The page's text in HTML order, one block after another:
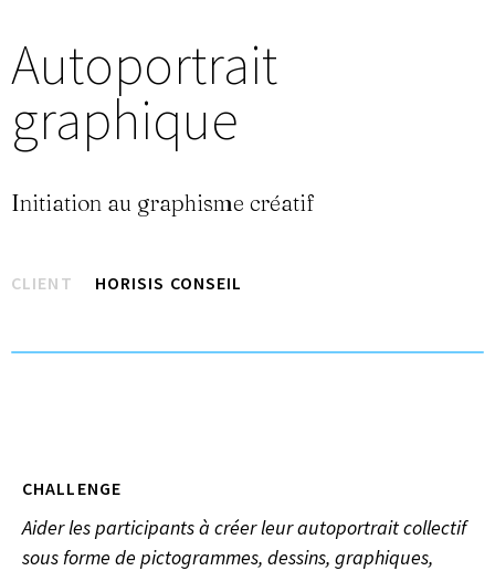
Autoportrait
graphique
Initiation au graphisme créatif
CLIENT HORISIS CONSEIL
CHALLENGE
Aider les participants à créer leur autoportrait collectif
sous forme de pictogrammes, dessins, graphiques,